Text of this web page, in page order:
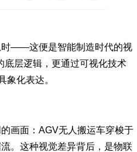
时——这便是智能制造时代的视
底层逻辑，更通过可视化技术
象化表达。
画面：AGV无人搬运车穿梭于
。这种视觉差异背后，是物联